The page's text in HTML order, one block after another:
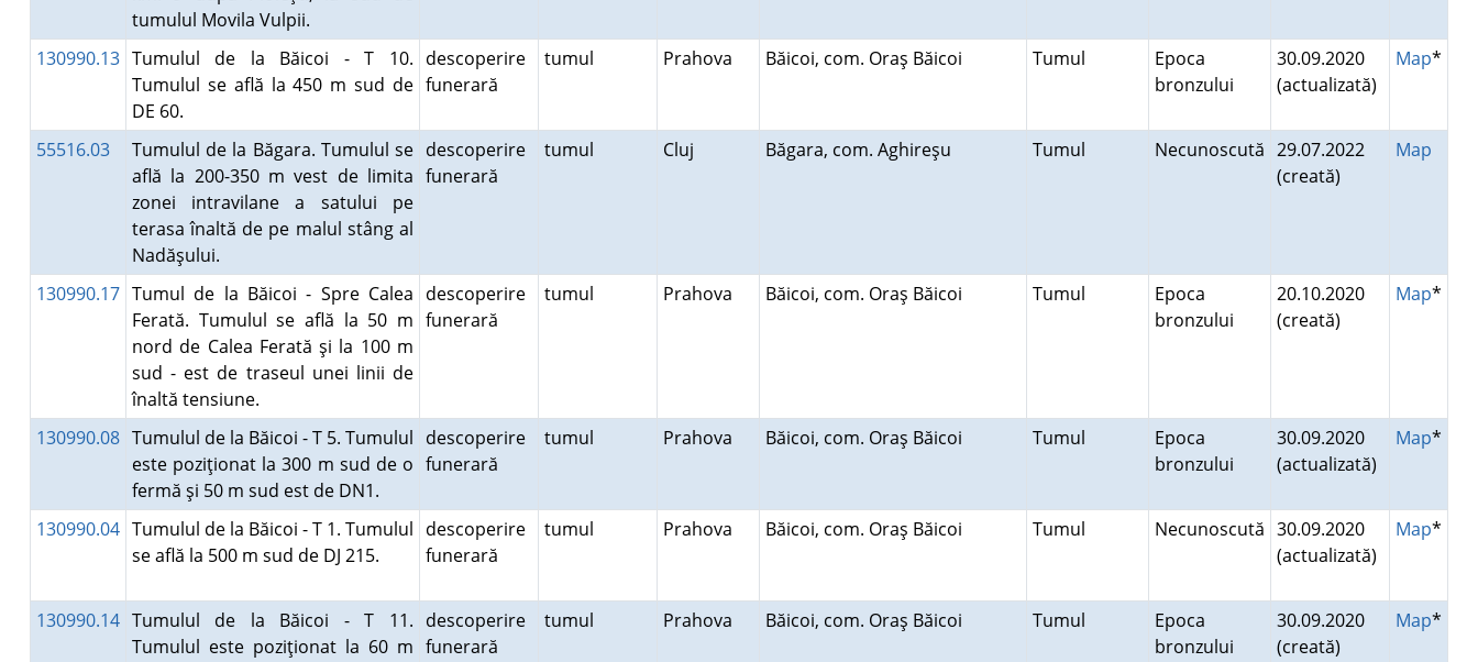
tumulul Movila Vulpii.
130990.13 Tumulul de la Băicoi - T 10.
Tumulul se află la 450 m sud de
DE 60.
descoperire
funerară
tumul Prahova Băicoi, com. Oraş Băicoi Tumul
Epoca
bronzului
30.09.2020
(actualizată)
Map*
55516.03
Tumulul de la Băgara. Tumulul se
află la 200-350 m vest de limita
zonei intravilane a satului pe
terasa înaltă de pe malul stâng al
Nadăşului.
descoperire
funerară
tumul Cluj Băgara, com. Aghireşu Tumul Necunoscută 29.07.2022
(creată)
Map
130990.17 Tumul de la Băicoi - Spre Calea
Ferată. Tumulul se află la 50 m
nord de Calea Ferată şi la 100 m
sud - est de traseul unei linii de
înaltă tensiune.
descoperire
funerară
tumul Prahova Băicoi, com. Oraş Băicoi Tumul
Epoca
bronzului
20.10.2020
(creată)
Map*
130990.08 Tumulul de la Băicoi - T 5. Tumulul
este poziţionat la 300 m sud de o
fermă şi 50 m sud est de DN1.
descoperire
funerară
tumul Prahova Băicoi, com. Oraş Băicoi Tumul
Epoca
bronzului
30.09.2020
(actualizată)
Map*
130990.04 Tumulul de la Băicoi - T 1. Tumulul
se află la 500 m sud de DJ 215.
descoperire
funerară
tumul Prahova Băicoi, com. Oraş Băicoi Tumul Necunoscută 30.09.2020
(actualizată)
Map*
130990.14 Tumulul de la Băicoi - T 11.
Tumulul este poziţionat la 60 m
descoperire
funerară
tumul Prahova Băicoi, com. Oraş Băicoi Tumul
Epoca
bronzului
30.09.2020
(creată)
Map*